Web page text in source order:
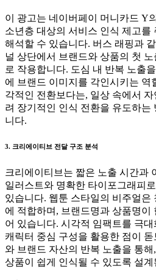
이 광고는 네이버페이 머니카드 Y
소년층 대상의 서비스 인식 제고를
해석할 수 있습니다. 버스 래핑과
널 상단에서 브랜드와 상품의 첫
로 작용합니다. 도심 내 반복 노출
에 브랜드 이미지를 각인시키는 역
각적인 전환보다는, 일상 속에서
려 장기적인 인식 전환을 유도하는
니다.
3. 크리에이티브 전달 구조 분석
크리에이티브는 짧은 노출 시간과
일러스트와 명확한 타이포그래피
있습니다. 웹툰 스타일의 비주얼은
에 적합하며, 브랜드명과 상품명이
어 있습니다. 시각적 임팩트를 극
캐릭터 중심 구성을 활용한 점이
와 브랜드 자산의 반복 노출을 통
상품이 쉽게 인식될 수 있도록 설